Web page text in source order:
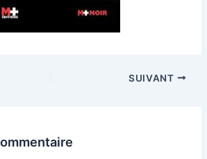
SUIVANT